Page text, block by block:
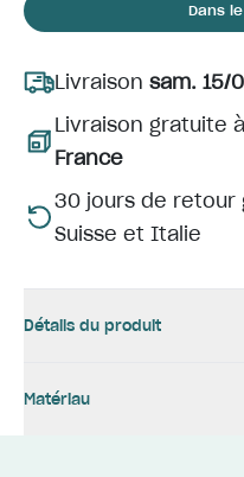
Dans
Livraison sam. 15/
Livraison gratuite
France
30 jours de retour
Suisse et Italie
Détails du produit
Matériau